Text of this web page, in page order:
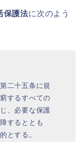
保護法に次のよう
二十五条に規
するすべての
、必要な保護
するととも
とする。